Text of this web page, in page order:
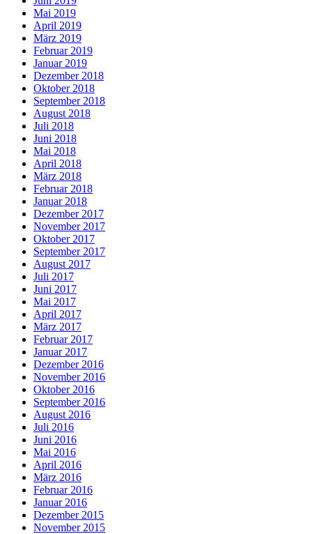
Mai 2019
April 2019
März 2019
Februar 2019
Januar 2019
Dezember 2018
Oktober 2018
September 2018
August 2018
Juli 2018
Juni 2018
Mai 2018
April 2018
März 2018
Februar 2018
Januar 2018
Dezember 2017
November 2017
Oktober 2017
September 2017
August 2017
Juli 2017
Juni 2017
Mai 2017
April 2017
März 2017
Februar 2017
Januar 2017
Dezember 2016
November 2016
Oktober 2016
September 2016
August 2016
Juli 2016
Juni 2016
Mai 2016
April 2016
März 2016
Februar 2016
Januar 2016
Dezember 2015
November 2015